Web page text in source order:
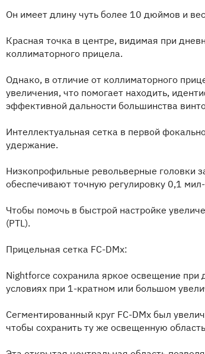
Он имеет длину чуть более 10 дюймов и
Красная точка в центре, видимая при
коллиматорного прицела.
Однако, в отличие от коллиматорного
увеличения, что помогает находить,
эффективной дальности большинства
Интеллектуальная сетка в первой
удержание.
Низкопрофильные револьверные головки
обеспечивают точную регулировку 0,1
Чтобы помочь в быстрой настройке
(PTL).
Прицельная сетка FC-DMx:
Nightforce сохранила яркое освещение при
условиях при 1-кратном или большом
Сегментированный круг FC-DMx был
чтобы сохранить ту же освещенную